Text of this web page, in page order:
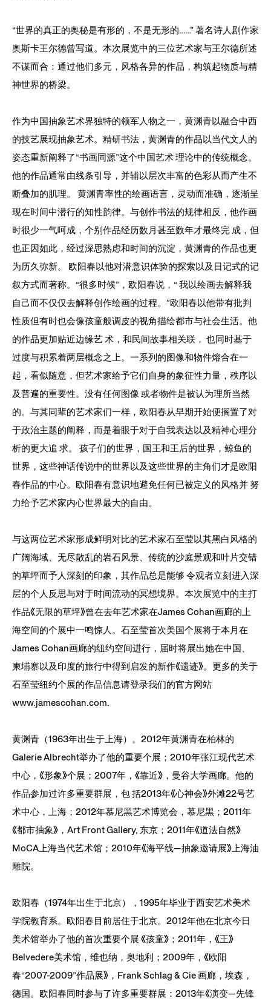
“世界的真正的奥秘是有形的，不是无形的……” 著名诗人剧作家
奥斯卡王尔德曾写道。本次展览中的三位艺术家与王尔德所述
不谋而合：通过他们多元，风格各异的作品，构筑起物质与精
神世界的桥梁。
作为中国抽象艺术界独特的领军人物之一， 黄渊青以融合中西
的技艺展现抽象艺术。精研书法，黄渊青的作品以当代文人的
姿态重新阐释了“书画同源”这个中国艺术 理论中的传统概念。
他的作品通常由线条引导，并辅以层次丰富的色彩从而产生不
断叠加的肌理。 黄渊青率性的绘画语言，灵动而准确，逐渐呈
现在时间中潜行的知性韵律。与创作书法的规律相反，他作画
时很少一气呵成，个别作品经历数月甚至数年才最终完 成，但
也正因如此，经过深思熟虑和时间的沉淀，黄渊青的作品也更
为历久弥新。 欧阳春以他对潜意识体验的探索以及日记式的记
叙方式而著称。“很多时候”，欧阳春说，“ 我以绘画去解释我
自己而不仅仅去解释创作绘画的过程。”欧阳春以他带有批判
性质但有时也会像孩童般调皮的视角描绘都市与社会生活。他
的作品更加贴近边缘艺 术，和民间故事相关联， 也同时基于
过度与积累着两层概念之上。一系列的图像和物件熔合在一
起，看似随意，但艺术家给予它们自身的象征性力量，秩序以
及普遍的重要性。没有任何图像 或者物件是被认为理所当然
的。与其同辈的艺术家们一样，欧阳春从早期开始便搁置了对
于政治主题的阐释，而是着眼于对于自我表达以及精神心理分
析的更大追 求。 孩子们的世界，国王和王后的世界，鲸鱼的
世界，这些神话传说中的世界以及这些世界的主角们才是欧阳
春作品的中心。欧阳春有意识地避免任何已被定义的风格并 努
力给予艺术家内心世界最大的自由。
与这两位艺术家形成鲜明对比的艺术家石至莹以其黑白风格的
广阔海域、无尽散乱的岩石风景、传统的沙庭景观和叶片交错
的草坪而予人深刻的印象，其作品总是能够 令观者立刻进入深
层的个人反思与对于时间流动的冥想境界。本次展览中的主打
作品《无限的草坪》曾在去年艺术家在James Cohan画廊的上
海空间的个展中一鸣惊人。石至莹首次美国个展将于本月在
James Cohan画廊的纽约空间进行，届时将展出她在中国、
柬埔寨以及印度的旅行中得到启发的新作《遗迹》。更多的关于
石至莹纽约个展的作品信息请登录我们的官方网站
www.jamescohan.com.
黄渊青（1963年出生于上海）。2012年黄渊青在柏林的
Galerie Albrecht举办了他的重要个展；2010年张江现代艺术
中心，《形象》个展；2007年，《靠近》，曼谷大学画廊。他的
作品参加过许多重要群展，包 括2013年《心神会》外滩22号艺
术中心，上海；2012年慕尼黑艺术博览会，慕尼黑；2011年
《都市抽象》，Art Front Gallery, 东京；2011年《道法自然》
MoCA上海当代艺术馆；2010年《海平线—抽象邀请展》上海油
雕院。
欧阳春（1974年出生于北京），1995年毕业于西安艺术美术
学院教育系。欧阳春目前居住于北京。2012年他在北京今日
美术馆举办了他的首次重要个展 《孩童》；2011年，《王》
Belvedere美术馆，维也纳，奥地利；2009年，《欧阳
春“2007-2009”作品展》，Frank Schlag & Cie 画廊，埃森，
德国。欧阳春同时参与了许多重要群展：2013年《演变—先锋